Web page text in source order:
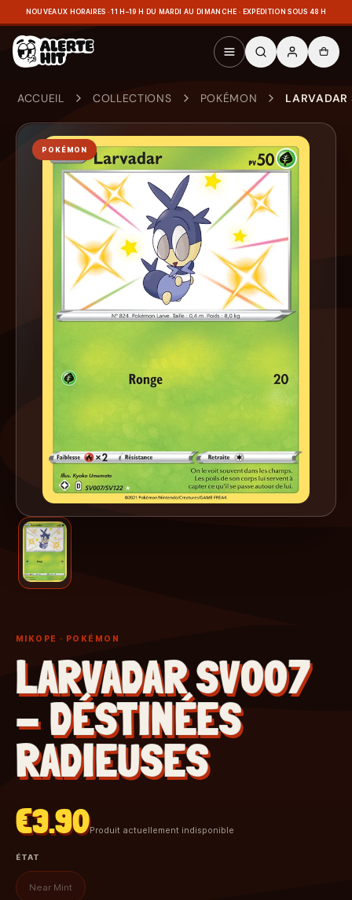
NOUVEAUX HORAIRES · 11 H–19 H DU MARDI AU DIMANCHE · EXPÉDITION SOUS 48 H
ACCUEIL COLLECTIONS POKÉMON LARVADAR
POKÉMON
MIKOPE · POKÉMON
LARVADAR SV007
- DÉSTINÉES
RADIEUSES
€3.90Produit actuellement indisponible
ÉTAT
Near Mint